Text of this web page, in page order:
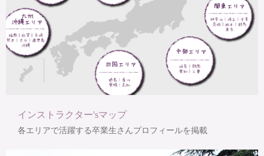
インストラクター'sマップ
各エリアで活躍する卒業生さんプロフィールを掲載